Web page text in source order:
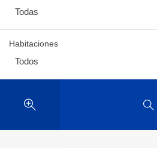
Todas
Habitaciones
Todos